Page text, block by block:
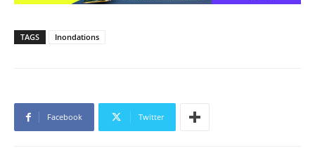
TAGS Inondations
Facebook Twitter